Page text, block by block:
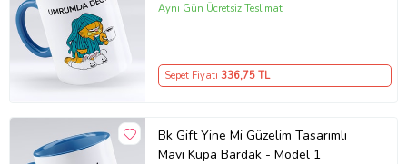
Aynı Gün Ücretsiz Teslimat
Sepet Fiyatı 336,75 TL
Bk Gift Yine Mi Güzelim Tasarımlı
Mavi Kupa Bardak - Model 1